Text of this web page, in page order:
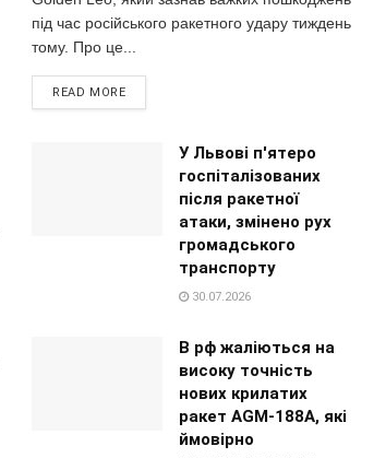
під час російського ракетного удару тиждень
тому. Про це...
READ MORE
У Львові п'ятеро
госпіталізованих
після ракетної
атаки, змінено рух
громадського
транспорту
30.07.2026
В рф жаліються на
високу точність
нових крилатих
ракет AGM-188A, які
ймовірно